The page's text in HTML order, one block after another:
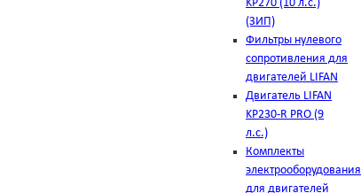
KP270 (10 л.с.)
(ЗИП)
Фильтры нулевого
сопротивления для
двигателей LIFAN
Двигатель LIFAN
KP230-R PRO (9
л.с.)
Комплекты
электрооборудования
для двигателей